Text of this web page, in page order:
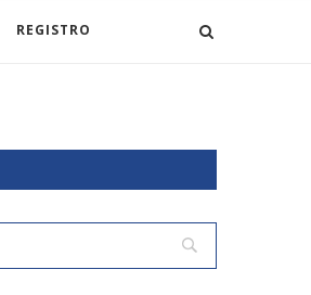
REGISTRO